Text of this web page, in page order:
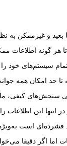
بعید و غیرممکن به
هر گونه اطلاعات
سیستم‌های خود را
تا حد امکان همه
سنجش‌های کیفی،
انتها این اطلاعات
فشرده‌ای است
اما اگر دقیقا